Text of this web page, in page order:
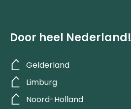
Door heel Nederland!
Gelderland
Limburg
Noord-Holland